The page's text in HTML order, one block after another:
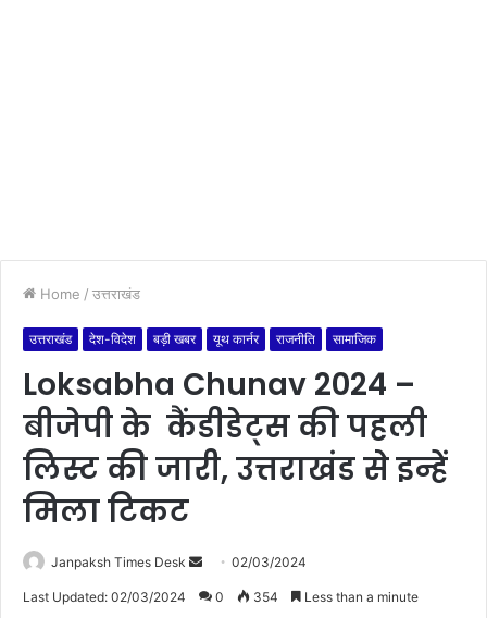
Home / उत्तराखंड
उत्तराखंड देश-विदेश बड़ी खबर यूथ कार्नर राजनीति सामाजिक
Loksabha Chunav 2024 –
बीजेपी के कैंडीडेट्स की पहली
लिस्ट की जारी, उत्तराखंड से इन्हें
मिला टिकट
Janpaksh Times Desk
e
02/03/2024
Last Updated: 02/03/2024 0 354 Less than a minute